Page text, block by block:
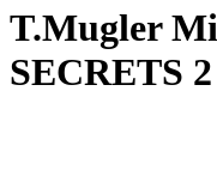
T.Mugler
SECRETS 2